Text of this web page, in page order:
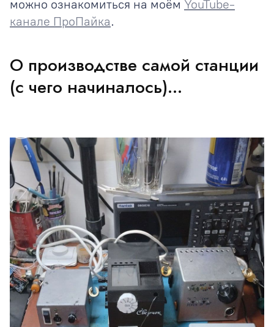
можно ознакомиться на моём YouTube-
канале ПроПайка.
О производстве самой станции
(с чего начиналось)...